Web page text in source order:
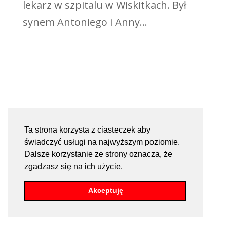
Ta strona korzysta z ciasteczek aby
świadczyć usługi na najwyższym poziomie.
Dalsze korzystanie ze strony oznacza, że
zgadzasz się na ich użycie.
Akceptuję
lekarz w szpitalu w Wiskitkach. Był
synem Antoniego i Anny...